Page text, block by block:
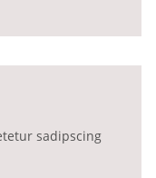
sadipscing